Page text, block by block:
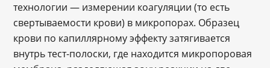
технологии — измерении коагуляции (то есть
свертываемости крови) в микропорах. Образец
крови по капиллярному эффекту затягивается
внутрь тест-полоски, где находится микропоровая